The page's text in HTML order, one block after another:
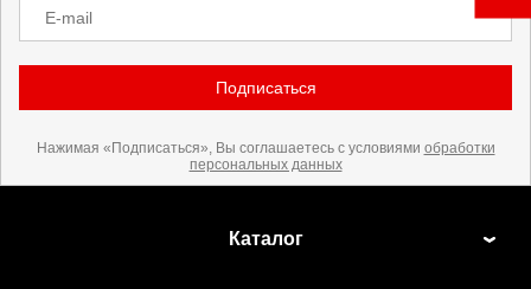
E-mail
Подписаться
Нажимая «Подписаться», Вы соглашаетесь с условиями обработки
персональных данных
Каталог